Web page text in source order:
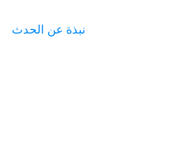
نبذة عن الحدث